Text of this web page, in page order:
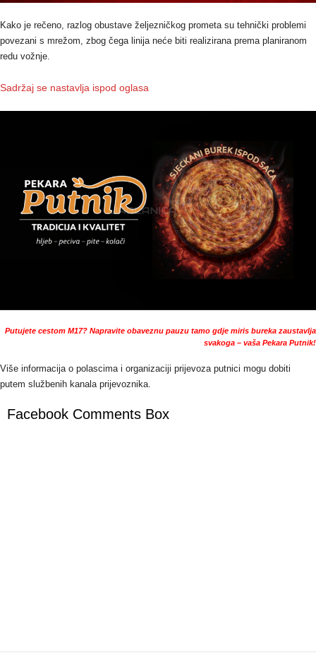
Kako je rečeno, razlog obustave željezničkog prometa su tehnički problemi
povezani s mrežom, zbog čega linija neće biti realizirana prema planiranom
redu vožnje.
Sadržaj se nastavlja ispod oglasa
Putujete cestom M17? Napravite obaveznu pauzu tamo gdje miris bureka zaustavlja
svakoga – vaša Pekara Putnik!
Više informacija o polascima i organizaciji prijevoza putnici mogu dobiti
putem službenih kanala prijevoznika.
Facebook Comments Box